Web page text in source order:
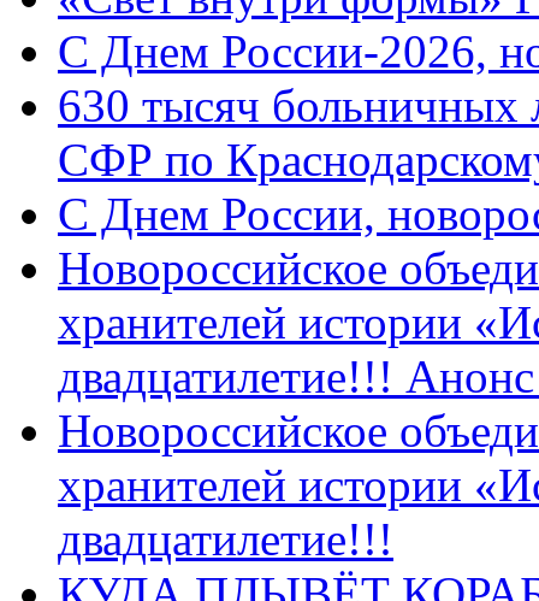
C Днем России-2026,
630 тысяч больничных
СФР по
C Днем России,
Новороссийское
хранителей истории
двадцатилетие!!!
Новороссийское
хранителей истории
двадцатилетие!!!